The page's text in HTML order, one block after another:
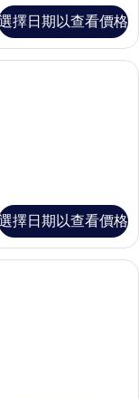
擇日期以查看價格
張特大雙人床, 城市景觀 |
擇日期以查看價格
、筆電工作空間、遮光